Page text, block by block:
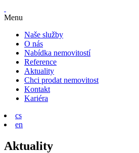
Menu
Naše služby
O nás
Nabídka nemovitostí
Reference
Aktuality
Chci prodat nemovitost
Kontakt
Kariéra
cs
en
Aktuality